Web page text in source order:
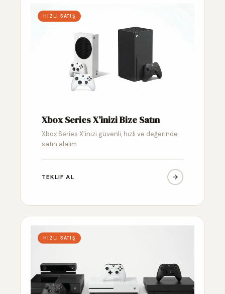
HIZLI SATIŞ
Xbox Series X’inizi Bize Satın
Xbox Series X’inizi güvenli, hızlı ve değerinde
satın alalım
TEKLIF AL
HIZLI SATIŞ